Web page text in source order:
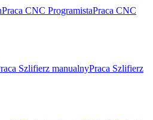
Praca CNC ProgramistaPraca CNC
Szlifierz manualnyPraca Szlifierz